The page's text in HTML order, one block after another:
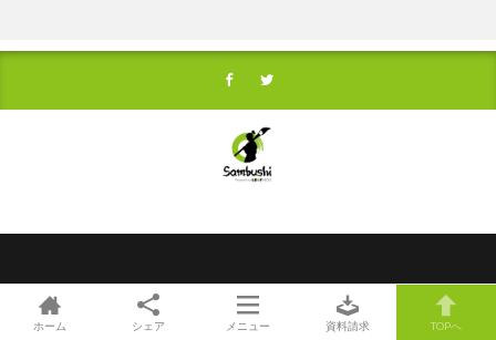
プライバシーポリシー
運営会社
Sambushiとは
ホーム シェア メニュー 資料請求 TOPへ